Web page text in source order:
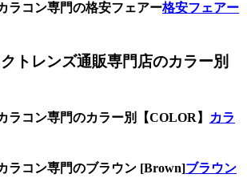
ラコン専門の格安フェアー格安フェアー
トレンズ通販専門店のカラー別
コン専門のカラー別【COLOR】
カラ
ラコン専門のブラウン [Brown]ブラウン